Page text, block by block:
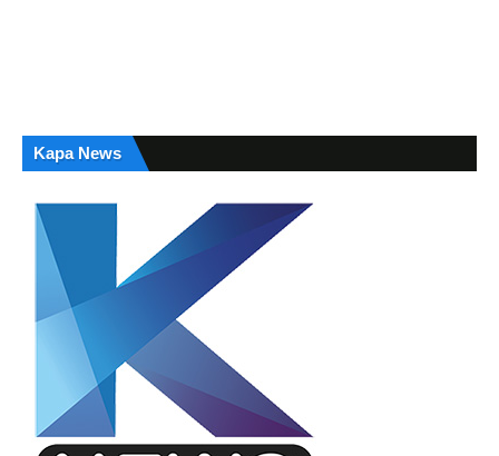
Kapa News